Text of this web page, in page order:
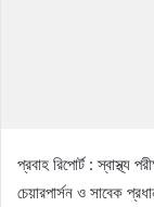
প্রবাহ রিপোর্ট : স্বাস্থ্য
চেয়ারপার্সন ও সাবেক